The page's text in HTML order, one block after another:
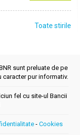
Toate stirile
sunt preluate de pe
caracter pur informativ.
fel cu site-ul Bancii
- Cookies